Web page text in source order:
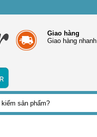
Giao hàng
Giao hàng nhanh